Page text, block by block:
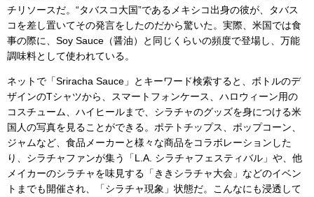
チリソースだ。“タバスコ大国”であるメキシコ出身の彼が、タバス
コを差し置いてその発言をしたのだから驚いた。実際、米国では食
事の際に、Soy Sauce（醤油）と同じくらいの頻度で登場し、万能
調味料として使われている。
ネットで「Sriracha Sauce」とキーワード検索すると、ボトルのデ
ザインのTシャツから、スマートフォンケース、ハロウィーン用の
コスチューム、ハイヒールまで、シラチャのグッズを身につける米
国人の写真を見ることができる。ポテトチップス、ポップコーン、
ジャムなど、食品メーカーと様々な商品をコラボレーションした
り、シラチャファンが集う「L.A. シラチャフェスティバル」や、他
メイカーのシラチャを味見する「ききシラチャ大会」などのイベン
トまでも開催され、「シラチャ現象」状態だ。こんなにも浸透して